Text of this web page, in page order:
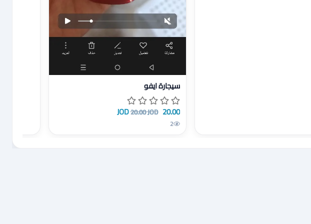
عرض تفاصيل سيجارة ايفو
سيجارة ايفو
20.00 JOD
20.00 JOD
2